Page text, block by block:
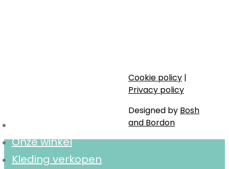
Onze winkel
Kleding verkopen
Cookie policy |
Privacy policy
Designed by Bosh
and Bordon